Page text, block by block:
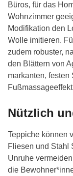
Büros, für das
Wohnzimmer
Modifikation den
Wolle imitieren.
zudem robuster,
den Blättern von
markanten, festen
Nützlich
Teppiche können
Fliesen und Stahl
Unruhe
die